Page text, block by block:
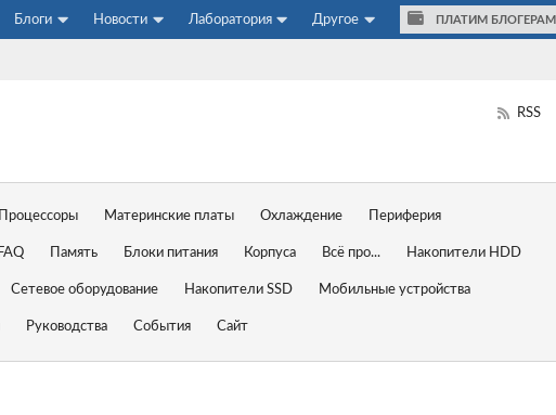
Блоги Новости Лаборатория Другое ПЛАТИМ БЛОГЕРАМ
RSS
Процессоры Материнские платы Охлаждение Периферия
FAQ Память Блоки питания Корпуса Всё про... Накопители HDD
Сетевое оборудование Накопители SSD Мобильные устройства
Руководства События Сайт